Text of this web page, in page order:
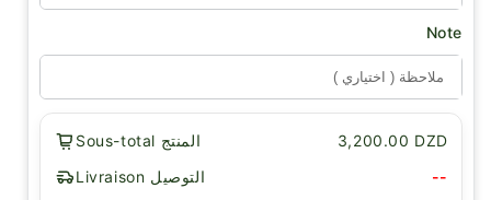
Note
Sous-total المنتج
3,200.00 DZD
Livraison التوصيل
--